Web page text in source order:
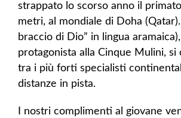
strappato lo scorso anno il
metri, al mondiale di Doha (Qatar).
braccio di Dio” in lingua
protagonista alla Cinque Mulini, si
tra i più forti specialisti
distanze in pista.
I nostri complimenti al giovane